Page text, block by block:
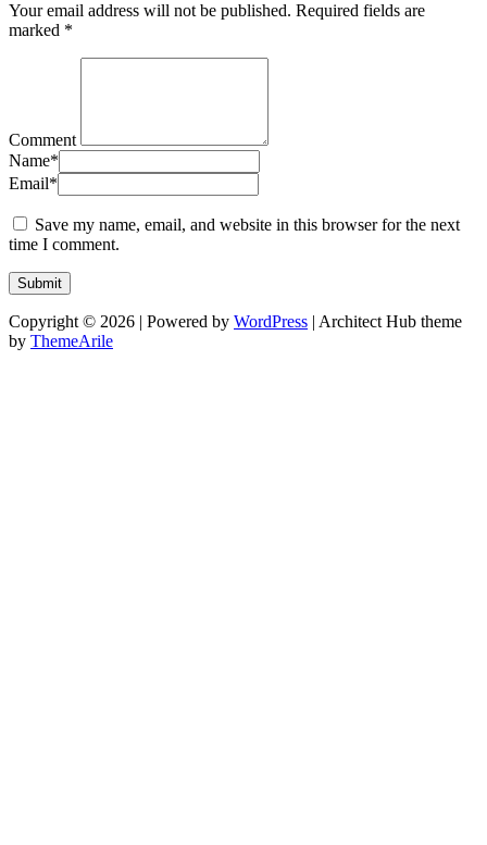
Your email address will not be published. Required fields are
marked *
Comment
Name*
Email*
Save my name, email, and website in this browser for the next
time I comment.
Copyright © 2026 | Powered by WordPress | Architect Hub theme
by ThemeArile